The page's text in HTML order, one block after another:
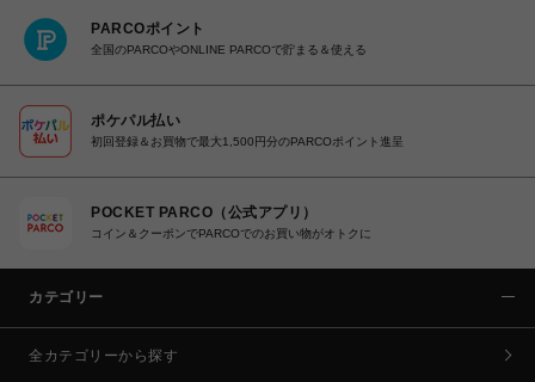
PARCOポイント
全国のPARCOやONLINE PARCOで貯まる＆使える
ポケパル払い
初回登録＆お買物で最大1,500円分のPARCOポイント進呈
POCKET PARCO（公式アプリ）
コイン＆クーポンでPARCOでのお買い物がオトクに
カテゴリー
全カテゴリーから探す